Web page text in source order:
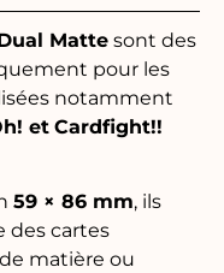
Matte sont des
pour les
notamment
et Cardfight!!
59 × 86 mm, ils
des cartes
matière ou